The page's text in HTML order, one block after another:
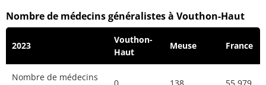
Nombre de médecins généralistes à Vouthon-Haut
2023
Vouthon-
Haut
Meuse France
Nombre de médecins